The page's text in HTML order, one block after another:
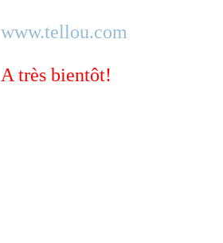
www.tellou.com
A très bientôt!